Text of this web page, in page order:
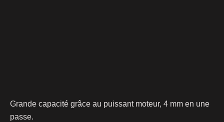
Grande capacité grâce au puissant moteur, 4 mm en une
passe.